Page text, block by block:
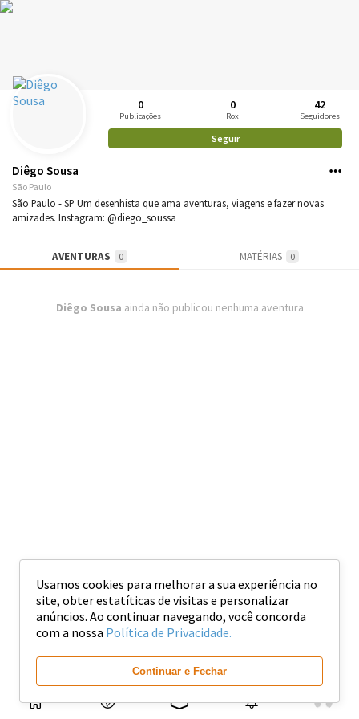
Usamos cookies para melhorar a sua experiência no
site, obter estatíticas de visitas e personalizar
anúncios. Ao continuar navegando, você concorda
com a nossa Política de Privacidade.
Continuar e Fechar
0
Publicações
0
Rox
42
Seguidores
Seguir
Diêgo Sousa
São Paulo
São Paulo - SP Um desenhista que ama aventuras, viagens e fazer novas
amizades. Instagram: @diego_soussa
AVENTURAS 0 MATÉRIAS 0
Diêgo Sousa ainda não publicou nenhuma aventura